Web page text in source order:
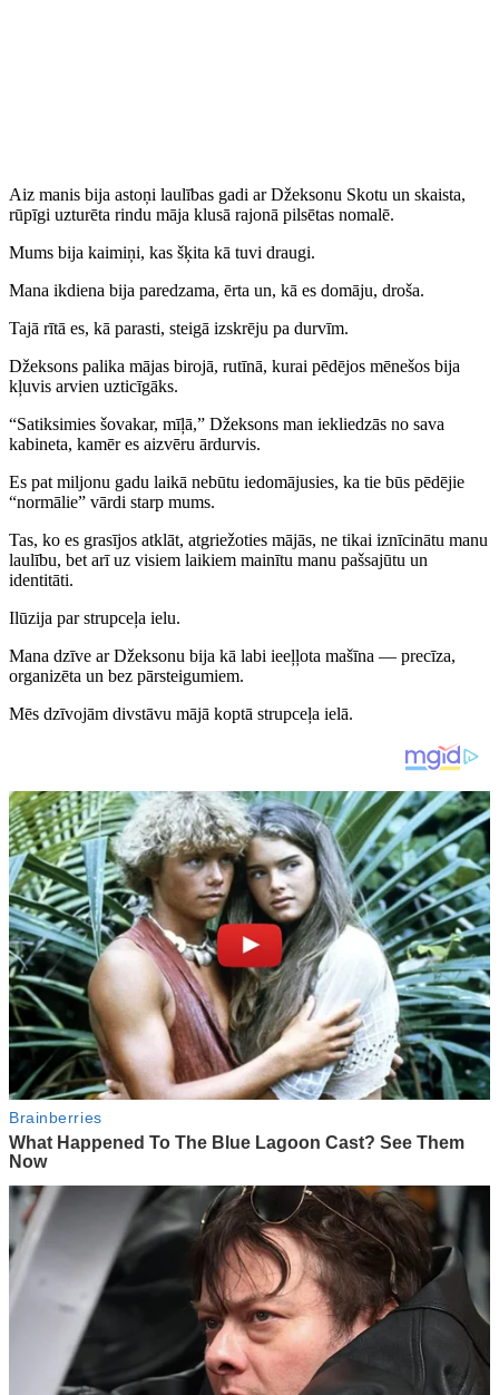
Aiz manis bija astoņi laulības gadi ar Džeksonu Skotu un skaista,
rūpīgi uzturēta rindu māja klusā rajonā pilsētas nomalē.
Mums bija kaimiņi, kas šķita kā tuvi draugi.
Mana ikdiena bija paredzama, ērta un, kā es domāju, droša.
Tajā rītā es, kā parasti, steigā izskrēju pa durvīm.
Džeksons palika mājas birojā, rutīnā, kurai pēdējos mēnešos bija
kļuvis arvien uzticīgāks.
“Satiksimies šovakar, mīļā,” Džeksons man iekliedzās no sava
kabineta, kamēr es aizvēru ārdurvis.
Es pat miljonu gadu laikā nebūtu iedomājusies, ka tie būs pēdējie
“normālie” vārdi starp mums.
Tas, ko es grasījos atklāt, atgriežoties mājās, ne tikai iznīcinātu manu
laulību, bet arī uz visiem laikiem mainītu manu pašsajūtu un
identitāti.
Ilūzija par strupceļa ielu.
Mana dzīve ar Džeksonu bija kā labi ieeļļota mašīna — precīza,
organizēta un bez pārsteigumiem.
Mēs dzīvojām divstāvu mājā koptā strupceļa ielā.